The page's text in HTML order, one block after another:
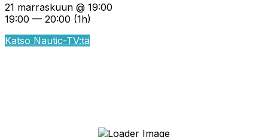
21 marraskuun @ 19:00
19:00 — 20:00 (1h)
Katso Nautic-TV:tä